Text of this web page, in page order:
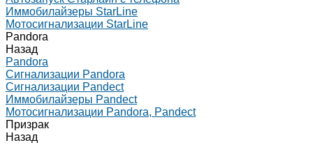
Иммобилайзеры StarLine
Мотосигнализации StarLine
Pandora
Назад
Pandora
Сигнализации Pandora
Сигнализации Pandect
Иммобилайзеры Pandect
Мотосигнализации Pandora, Pandect
Призрак
Назад